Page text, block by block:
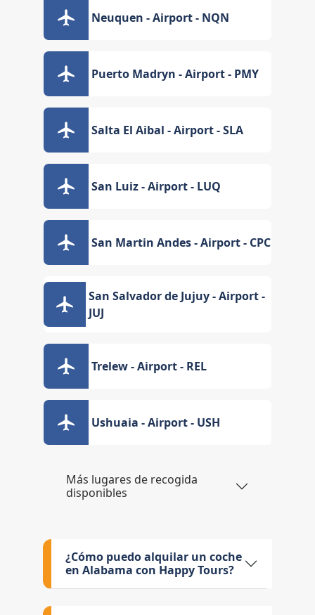
Neuquen - Airport - NQN
Puerto Madryn - Airport - PMY
Salta El Aibal - Airport - SLA
San Luiz - Airport - LUQ
San Martin Andes - Airport - CPC
San Salvador de Jujuy - Airport -
JUJ
Trelew - Airport - REL
Ushuaia - Airport - USH
Más lugares de recogida
disponibles
¿Cómo puedo alquilar un coche
en Alabama con Happy Tours?